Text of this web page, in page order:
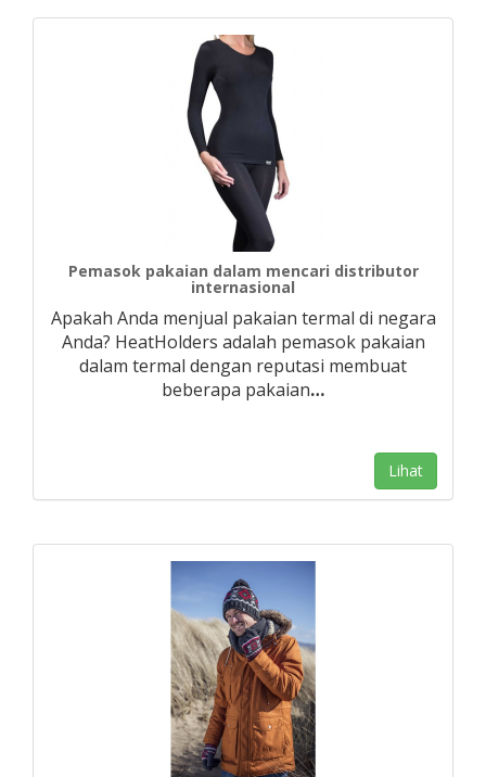
Pemasok pakaian dalam mencari distributor
internasional
Apakah Anda menjual pakaian termal di negara
Anda? HeatHolders adalah pemasok pakaian
dalam termal dengan reputasi membuat
beberapa pakaian…
Lihat